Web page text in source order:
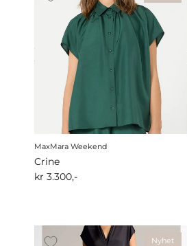
MaxMara Weekend
Crine
kr 3.300,-
Nyhet